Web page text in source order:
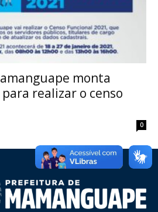
monta
realizar o censo
0